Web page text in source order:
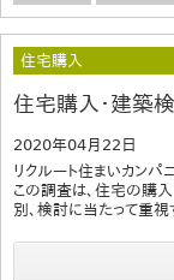
住宅購入
住宅購入・建築
2020年04月22日
リクルート住まいカンパ
この調査は、住宅の購
別、検討に当たって重